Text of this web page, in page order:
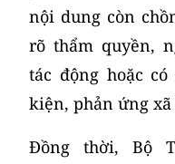
nội dung còn
rõ thẩm quyền,
tác động hoặc
kiện, phản ứng xã
Đồng thời, Bộ